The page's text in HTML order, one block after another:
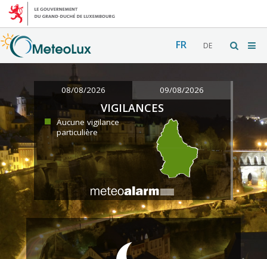
FR DE
08/08/2026 09/08/2026
VIGILANCES
Aucune vigilance
particulière